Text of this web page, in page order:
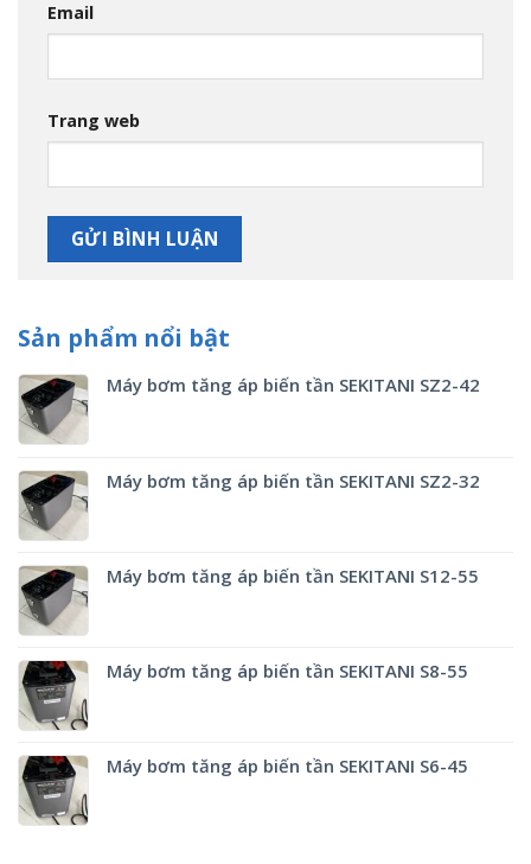
Email
Trang web
Sản phẩm nổi bật
Máy bơm tăng áp biến tần SEKITANI SZ2-42
Máy bơm tăng áp biến tần SEKITANI SZ2-32
Máy bơm tăng áp biến tần SEKITANI S12-55
Máy bơm tăng áp biến tần SEKITANI S8-55
Máy bơm tăng áp biến tần SEKITANI S6-45